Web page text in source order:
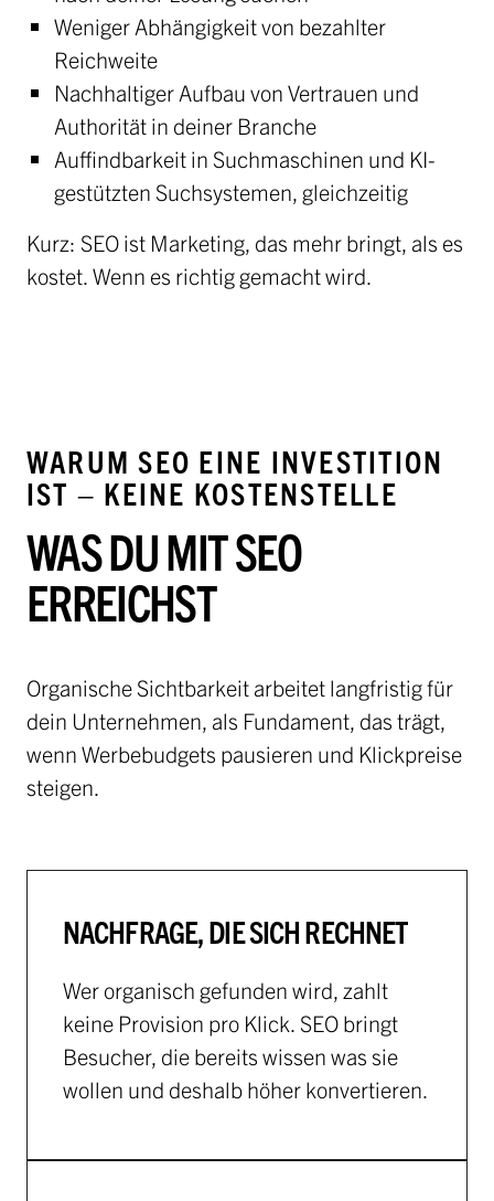
Weniger Abhängigkeit von bezahlter
Reichweite
Nachhaltiger Aufbau von Vertrauen und
Authorität in deiner Branche
Auffindbarkeit in Suchmaschinen und KI-
gestützten Suchsystemen, gleichzeitig
Kurz: SEO ist Marketing, das mehr bringt, als es
kostet. Wenn es richtig gemacht wird.
WARUM SEO EINE INVESTITION
IST – KEINE KOSTENSTELLE
WAS DU MIT SEO
ERREICHST
Organische Sichtbarkeit arbeitet langfristig für
dein Unternehmen, als Fundament, das trägt,
wenn Werbebudgets pausieren und Klickpreise
steigen.
NACHFRAGE, DIE SICH RECHNET
Wer organisch gefunden wird, zahlt
keine Provision pro Klick. SEO bringt
Besucher, die bereits wissen was sie
wollen und deshalb höher konvertieren.